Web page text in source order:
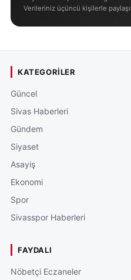
Verileriniz üçüncü kişilerle
KATEGORILER
Güncel
Sivas Haberleri
Gündem
Siyaset
Asayiş
Ekonomi
Spor
Sivasspor Haberleri
FAYDALI
Nöbetçi Eczaneler